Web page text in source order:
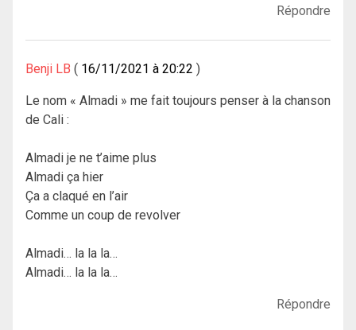
Répondre
Benji LB 16/11/2021 à 20:22
Le nom « Almadi » me fait toujours penser à la chanson
de Cali :
Almadi je ne t’aime plus
Almadi ça hier
Ça a claqué en l’air
Comme un coup de revolver
Almadi… la la la…
Almadi… la la la…
Répondre